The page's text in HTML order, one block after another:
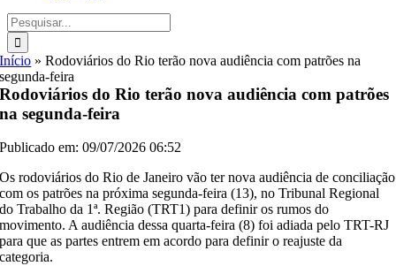
Buscar
resultados
para:
Início »Rodoviários do Rio terão nova audiência com patrões na
segunda-feira
Rodoviários do Rio terão nova audiência com patrões
na segunda-feira
Publicado em: 09/07/2026 06:52
Os rodoviários do Rio de Janeiro vão ter nova audiência de conciliação
com os patrões na próxima segunda-feira (13), no Tribunal Regional
do Trabalho da 1ª. Região (TRT1) para definir os rumos do
movimento. A audiência dessa quarta-feira (8) foi adiada pelo TRT-RJ
para que as partes entrem em acordo para definir o reajuste da
categoria.